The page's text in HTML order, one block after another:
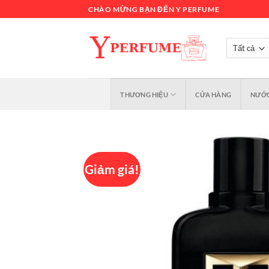
đến
CHÀO MỪNG BẠN ĐẾN Y PERFUME
THƯƠNG HIỆU CỬA HÀNG
Giảm giá!